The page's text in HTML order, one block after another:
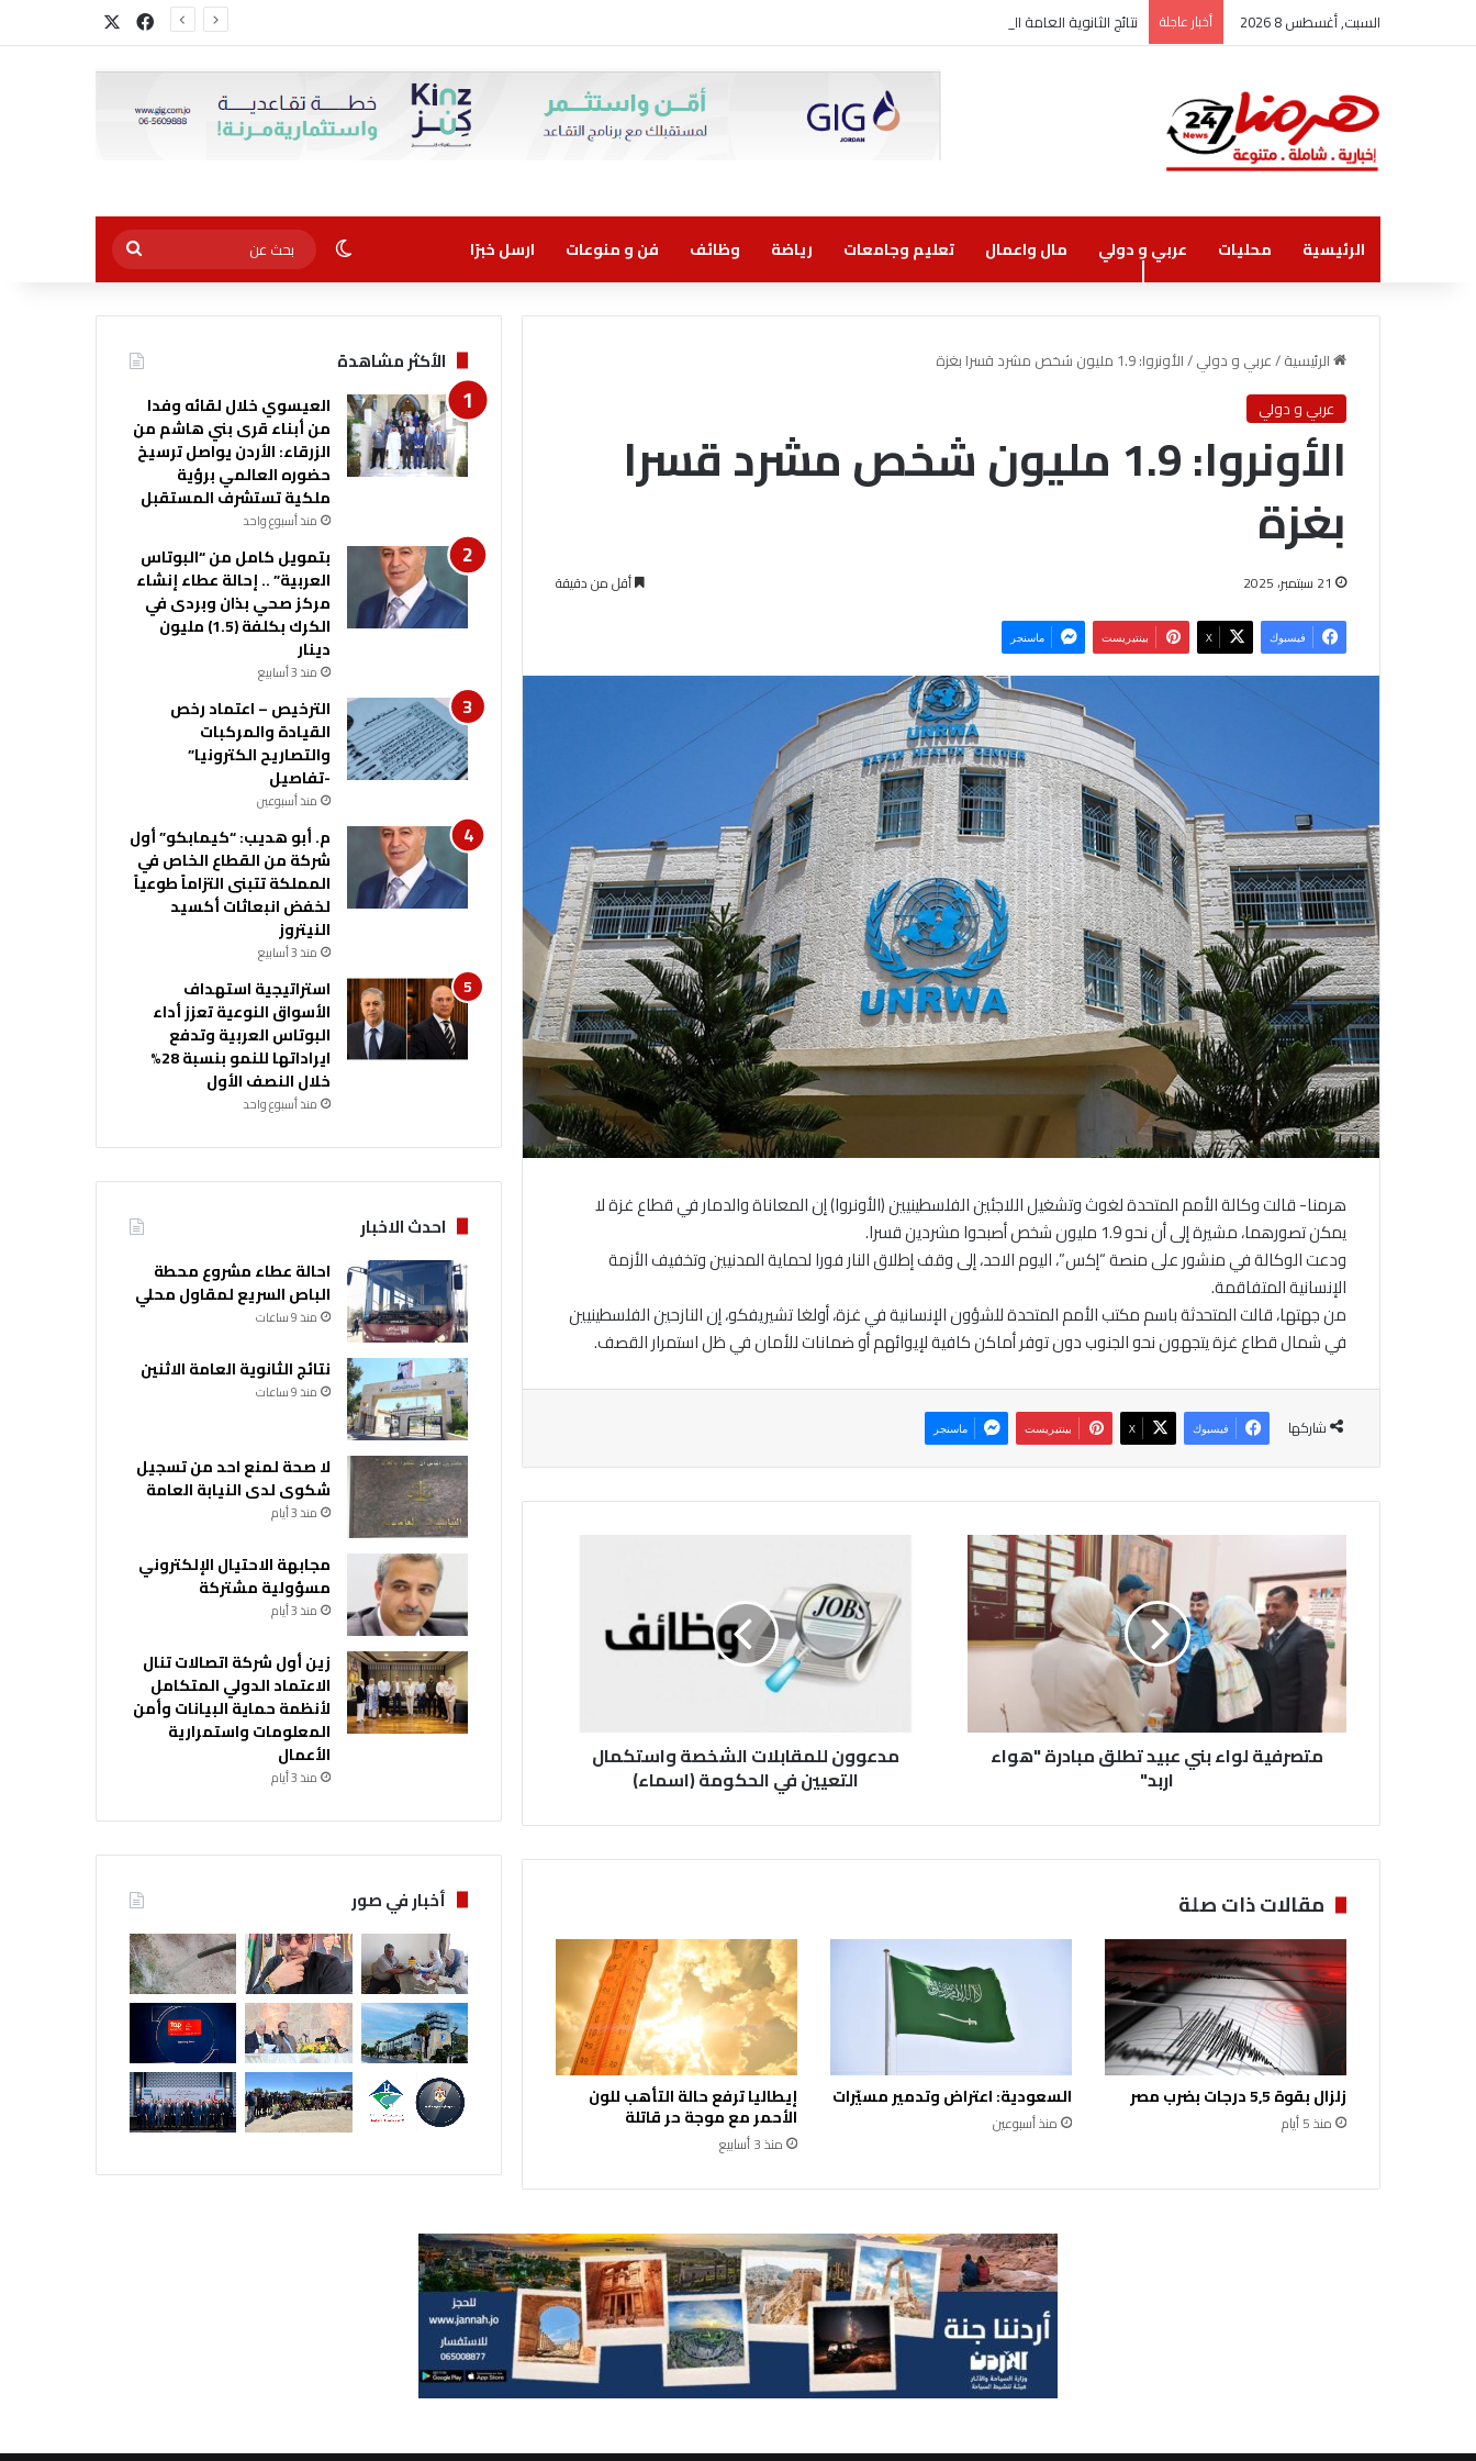
السبت, أغسطس 8 2026 أخبار عاجلة نتائج الثانوية العامة الاثنين فيسبوك
الرئيسية محليات عربي و دولي مال واعمال تعليم وجامعات رياضة وظائف فن و منوعات ارسل خبرًا الوضع المظلم
بحث
عن
الرئيسية/عربي و دولي/الأونروا: 1.9 مليون شخص مشرد قسرا بغزة
عربي و دولي
الأونروا: 1.9 مليون شخص مشرد قسرا
بغزة
21 سبتمبر، 2025 أقل من دقيقة
فيسبوك ‫X بينتيريست ماسنجر
هرمنا- قالت وكالة الأمم المتحدة لغوث وتشغيل اللاجئين الفلسطينيين (الأونروا) إن المعاناة والدمار في قطاع غزة لا
يمكن تصورهما، مشيرة إلى أن نحو 1.9 مليون شخص أصبحوا مشردين قسرا.
ودعت الوكالة في منشور على منصة “إكس”، اليوم الاحد، إلى وقف إطلاق النار فورا لحماية المدنيين وتخفيف الأزمة
الإنسانية المتفاقمة.
من جهتها، قالت المتحدثة باسم مكتب الأمم المتحدة للشؤون الإنسانية في غزة، أولغا تشيريفكو، إن النازحين الفلسطينيين
في شمال قطاع غزة يتجهون نحو الجنوب دون توفر أماكن كافية لإيوائهم أو ضمانات للأمان في ظل استمرار القصف.
شاركها فيسبوك ‫X بينتيريست ماسنجر
ت
ص
ر
ف
ي
ة
و
ن
ع
ب
ي
د
ت
ط
ل
ق
م
ب
ا
د
"
متصرفية لواء بني عبيد تطلق مبادرة "هواء
اربد"
ل
ت
ش
خ
ص
و
س
ت
ل
ل
ت
ع
ي
ي
ي
مدعوون للمقابلات الشخصة واستكمال
التعيين في الحكومة (اسماء)
مقالات ذات صلة
زلزال بقوة 5,5 درجات بضرب مصر
منذ 5 أيام
السعودية: اعتراض وتدمير مسيّرات
منذ أسبوعين
إيطاليا ترفع حالة التأهب للون
الأحمر مع موجة حر قاتلة
منذ 3 أسابيع
الأكثر مشاهدة
العيسوي خلال لقائه وفدا
من أبناء قرى بني هاشم من
الزرقاء: الأردن يواصل ترسيخ
حضوره العالمي برؤية
ملكية تستشرف المستقبل
منذ أسبوع واحد
بتمويل كامل من “البوتاس
العربية” .. إحالة عطاء إنشاء
مركز صحي بذان وبردى في
الكرك بكلفة (1.5) مليون
دينار
منذ 3 أسابيع
الترخيص – اعتماد رخص
القيادة والمركبات
والتصاريح الكترونيا”
-تفاصيل
منذ أسبوعين
م. أبو هديب: “كيمابكو” أول
شركة من القطاع الخاص في
المملكة تتبنى التزاماً طوعياً
لخفض انبعاثات أكسيد
النيتروز
منذ 3 أسابيع
استراتيجية استهداف
الأسواق النوعية تعزز أداء
البوتاس العربية وتدفع
ايراداتها للنمو بنسبة 28%
خلال النصف الأول
منذ أسبوع واحد
احدث الاخبار
احالة عطاء مشروع محطة
الباص السريع لمقاول محلي
منذ 9 ساعات
نتائج الثانوية العامة الاثنين
منذ 9 ساعات
لا صحة لمنع احد من تسجيل
شكوى لدى النيابة العامة
منذ 3 أيام
مجابهة الاحتيال الإلكتروني
مسؤولية مشتركة
منذ 3 أيام
زين أول شركة اتصالات تنال
الاعتماد الدولي المتكامل
لأنظمة حماية البيانات وأمن
المعلومات واستمرارية
الأعمال
منذ 3 أيام
أخبار في صور